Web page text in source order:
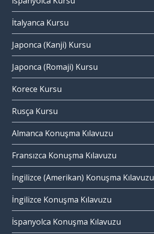
İtalyanca Kursu
Japonca (Kanji) Kursu
Japonca (Romaji) Kursu
Korece Kursu
Rusça Kursu
Almanca Konuşma Kılavuzu
Fransızca Konuşma Kılavuzu
İngilizce (Amerikan) Konuşma Kılavuzu
İngilizce Konuşma Kılavuzu
İspanyolca Konuşma Kılavuzu